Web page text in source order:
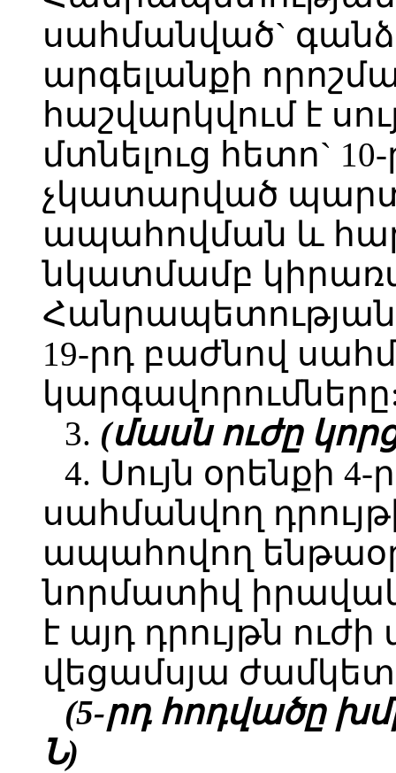
սահմանված`
արգելանքի
հաշվարկվում է
մտնելուց հետո`
չկատարված
ապահովման և
նկատմամբ
Հանրապետության
19-րդ բաժնով
3. (մասն ուժը
4. Սույն օրենքի
սահմանվող
ապահովող
նորմատիվ
է այդ դրույթն
վեցամսյա
(5-րդ հոդվածը
Ն)